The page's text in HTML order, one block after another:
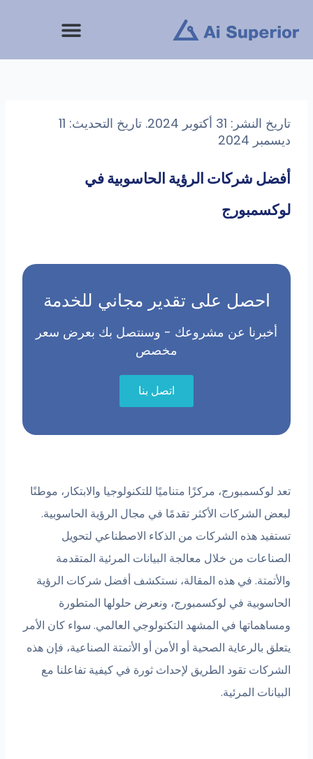
المحتوى
تاريخ النشر: 31 أكتوبر 2024. تاريخ التحديث: 11
ديسمبر 2024
أفضل شركات الرؤية الحاسوبية في
لوكسمبورج
احصل على تقدير مجاني للخدمة
أخبرنا عن مشروعك - وسنتصل بك بعرض سعر
مخصص
اتصل بنا
تعد لوكسمبورج، مركزًا متناميًا للتكنولوجيا والابتكار، موطنًا
لبعض الشركات الأكثر تقدمًا في مجال الرؤية الحاسوبية.
تستفيد هذه الشركات من الذكاء الاصطناعي لتحويل
الصناعات من خلال معالجة البيانات المرئية المتقدمة
والأتمتة. في هذه المقالة، نستكشف أفضل شركات الرؤية
الحاسوبية في لوكسمبورج، ونعرض حلولها المتطورة
ومساهماتها في المشهد التكنولوجي العالمي. سواء كان الأمر
يتعلق بالرعاية الصحية أو الأمن أو الأتمتة الصناعية، فإن هذه
الشركات تقود الطريق لإحداث ثورة في كيفية تفاعلنا مع
البيانات المرئية.